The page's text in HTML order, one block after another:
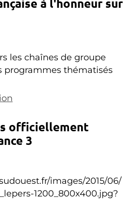
à l'honneur sur
les chaînes de groupe
programmes thématisés
officiellement
3